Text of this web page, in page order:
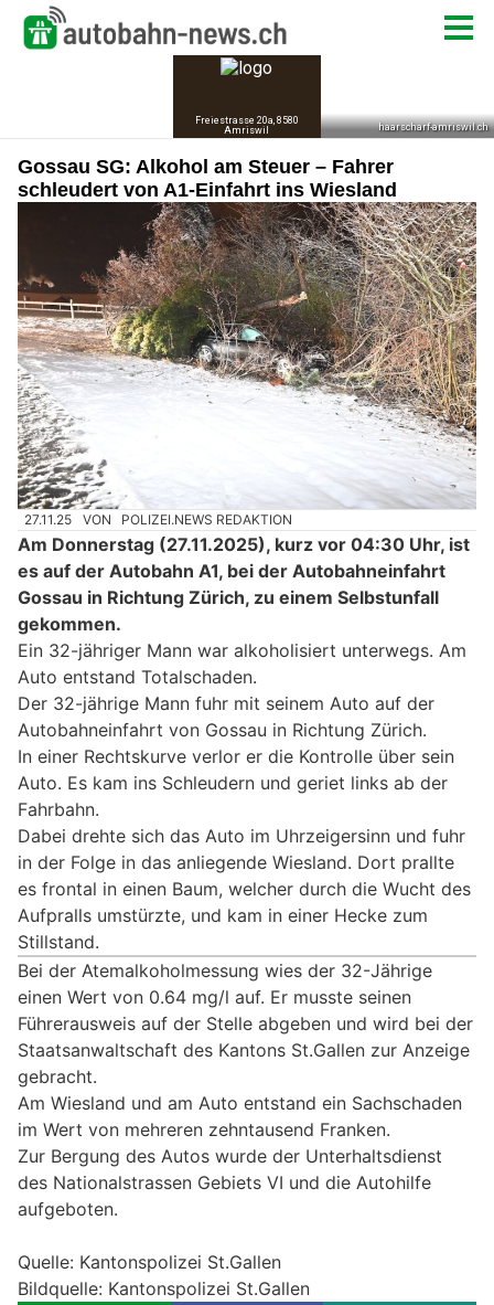
Gossau SG: Alkohol am Steuer – Fahrer
schleudert von A1-Einfahrt ins Wiesland
27.11.25 VON POLIZEI.NEWS REDAKTION
Am Donnerstag (27.11.2025), kurz vor 04:30 Uhr, ist
es auf der Autobahn A1, bei der Autobahneinfahrt
Gossau in Richtung Zürich, zu einem Selbstunfall
gekommen.
Ein 32-jähriger Mann war alkoholisiert unterwegs. Am
Auto entstand Totalschaden.
Der 32-jährige Mann fuhr mit seinem Auto auf der
Autobahneinfahrt von Gossau in Richtung Zürich.
In einer Rechtskurve verlor er die Kontrolle über sein
Auto. Es kam ins Schleudern und geriet links ab der
Fahrbahn.
Dabei drehte sich das Auto im Uhrzeigersinn und fuhr
in der Folge in das anliegende Wiesland. Dort prallte
es frontal in einen Baum, welcher durch die Wucht des
Aufpralls umstürzte, und kam in einer Hecke zum
Stillstand.
Bei der Atemalkoholmessung wies der 32-Jährige
einen Wert von 0.64 mg/l auf. Er musste seinen
Führerausweis auf der Stelle abgeben und wird bei der
Staatsanwaltschaft des Kantons St.Gallen zur Anzeige
gebracht.
Am Wiesland und am Auto entstand ein Sachschaden
im Wert von mehreren zehntausend Franken.
Zur Bergung des Autos wurde der Unterhaltsdienst
des Nationalstrassen Gebiets VI und die Autohilfe
aufgeboten.
Quelle: Kantonspolizei St.Gallen
Bildquelle: Kantonspolizei St.Gallen